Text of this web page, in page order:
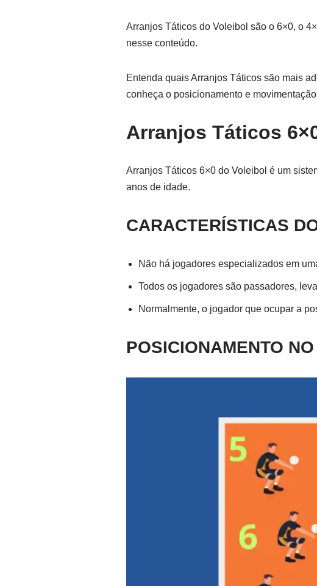
Arranjos Táticos do Voleibol são o 6×0, o
nesse conteúdo.
Entenda quais Arranjos Táticos são mais
conheça o posicionamento e
Arranjos Táticos
Arranjos Táticos 6×0 do Voleibol é um
anos de idade.
CARACTERÍSTICAS
Não há jogadores especializados em
Todos os jogadores são passadores,
Normalmente, o jogador que ocupar a
POSICIONAMENTO